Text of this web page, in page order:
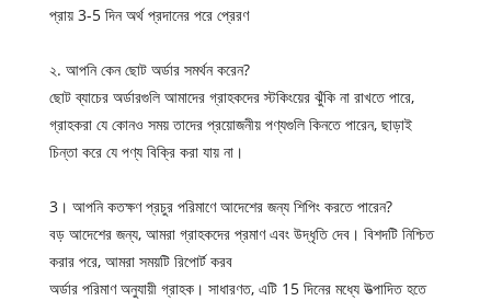
প্রায় 3-5 দিন অর্থ প্রদানের পরে প্রেরণ
২. আপনি কেন ছোট অর্ডার সমর্থন করেন?
ছোট ব্যাচের অর্ডারগুলি আমাদের গ্রাহকদের স্টকিংয়ের ঝুঁকি না রাখতে পারে,
গ্রাহকরা যে কোনও সময় তাদের প্রয়োজনীয় পণ্যগুলি কিনতে পারেন, ছাড়াই
চিন্তা করে যে পণ্য বিক্রি করা যায় না।
3। আপনি কতক্ষণ প্রচুর পরিমাণে আদেশের জন্য শিপিং করতে পারেন?
বড় আদেশের জন্য, আমরা গ্রাহকদের প্রমাণ এবং উদ্ধৃতি দেব। বিশদটি নিশ্চিত
করার পরে, আমরা সময়টি রিপোর্ট করব
অর্ডার পরিমাণ অনুযায়ী গ্রাহক। সাধারণত, এটি 15 দিনের মধ্যে উত্পাদিত হতে